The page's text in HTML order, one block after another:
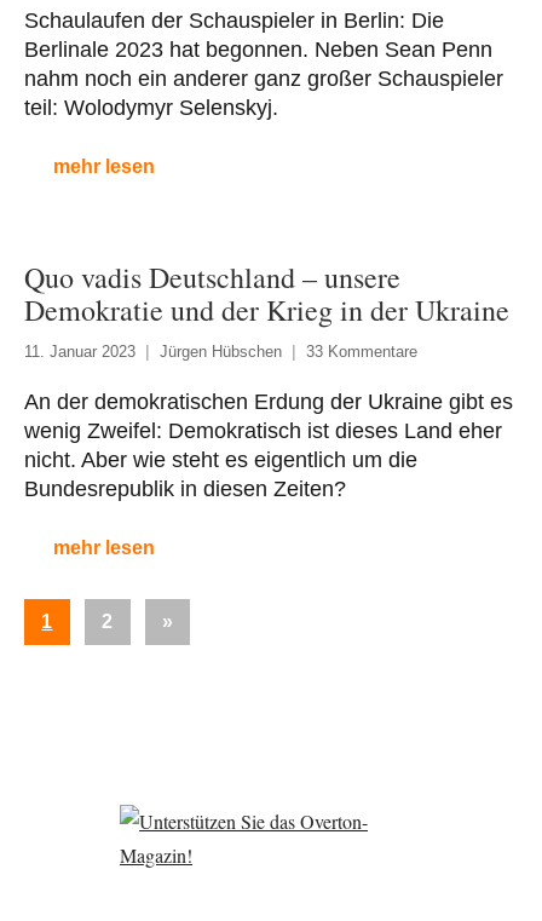
Schaulaufen der Schauspieler in Berlin: Die
Berlinale 2023 hat begonnen. Neben Sean Penn
nahm noch ein anderer ganz großer Schauspieler
teil: Wolodymyr Selenskyj.
mehr lesen
Quo vadis Deutschland – unsere
Demokratie und der Krieg in der Ukraine
11. Januar 2023 Jürgen Hübschen 33 Kommentare
An der demokratischen Erdung der Ukraine gibt es
wenig Zweifel: Demokratisch ist dieses Land eher
nicht. Aber wie steht es eigentlich um die
Bundesrepublik in diesen Zeiten?
mehr lesen
Seitennummerierung
der
1 2
Nächste
»